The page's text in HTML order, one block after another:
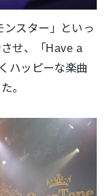
スター」
といっ
せ、「Have a
ハッピーな楽曲
。